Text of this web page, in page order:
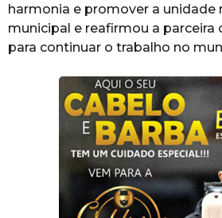
harmonia e promover a unidade
municipal e reafirmou a parceira
para continuar o trabalho no